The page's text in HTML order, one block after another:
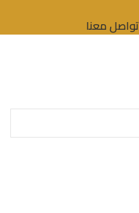
تواصل معنا